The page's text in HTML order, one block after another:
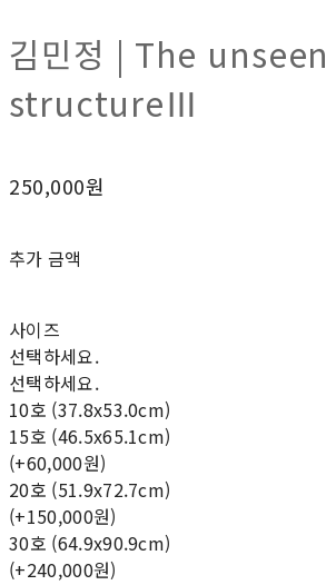
김민정 | The unseen
structureⅢ
250,000원
추가 금액
사이즈
선택하세요.
선택하세요.
10호 (37.8x53.0cm)
15호 (46.5x65.1cm)
(+60,000원)
20호 (51.9x72.7cm)
(+150,000원)
30호 (64.9x90.9cm)
(+240,000원)